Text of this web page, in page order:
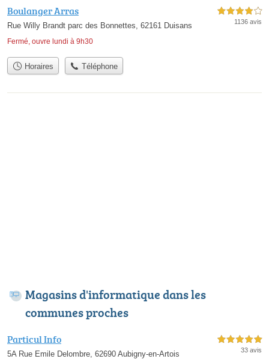
Boulanger Arras
Rue Willy Brandt parc des Bonnettes, 62161 Duisans
Fermé, ouvre lundi à 9h30
4,0 étoiles sur 5
1136 avis
Horaires Téléphone
Magasins d'informatique dans les
communes proches
Particul Info
5A Rue Emile Delombre, 62690 Aubigny-en-Artois
5,0 étoiles sur 5
33 avis